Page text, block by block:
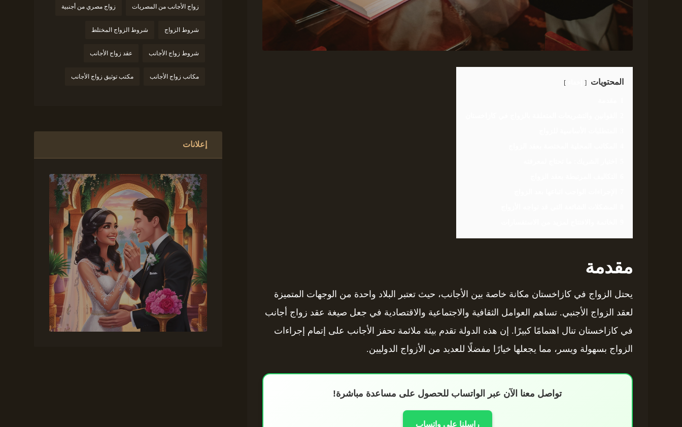
المحتويات
مقدمة
يحتل الزواج في كازاخستان مكانة خاصة بين الأجانب، حيث تعتبر البلاد واحدة من الوجهات المتميزة
لعقد الزواج الأجنبي. تساهم العوامل الثقافية والاجتماعية والاقتصادية في جعل صيغة عقد زواج أجانب
في كازاخستان تنال اهتمامًا كبيرًا. إن هذه الدولة تقدم بيئة ملائمة تحفز الأجانب على إتمام إجراءات
الزواج بسهولة ويسر، مما يجعلها خيارًا مفضلًا للعديد من الأزواج الدوليين.
تواصل معنا الآن عبر الواتساب للحصول على مساعدة مباشرة!
راسلنا على واتساب
زواج الأجانب من المصريات زواج مصري من أجنبية
شروط الزواج شروط الزواج المختلط
شروط زواج الأجانب عقد زواج الأجانب
مكاتب زواج الأجانب مكتب توثيق زواج الأجانب
إعلانات